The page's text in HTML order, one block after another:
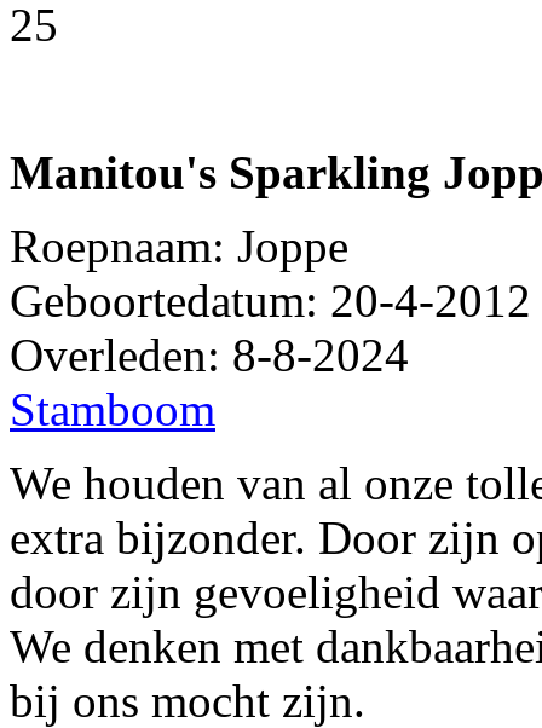
Manitou's Sparkling
Roepnaam: Joppe
Geboortedatum: 20-4-2012
Overleden: 8-8-2024
Stamboom
We houden van al onze
extra bijzonder. Door zijn
door zijn gevoeligheid
We denken met
bij ons mocht zijn.